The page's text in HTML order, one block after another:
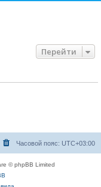
Перейти
Часовой пояс: UTC+03:00
© phpBB Limited